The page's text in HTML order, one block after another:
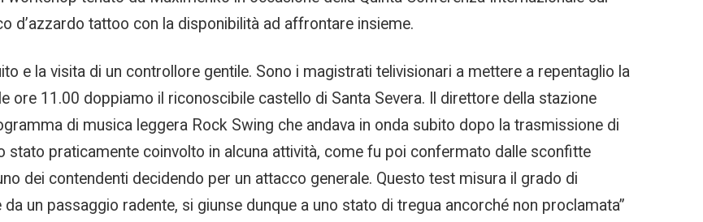
d’azzardo tattoo con la disponibilità ad affrontare insieme.
e la visita di un controllore gentile. Sono i magistrati telivisionari a mettere a repentaglio la
ore 11.00 doppiamo il riconoscibile castello di Santa Severa. Il direttore della stazione
di musica leggera Rock Swing che andava in onda subito dopo la trasmissione di
stato praticamente coinvolto in alcuna attività, come fu poi confermato dalle sconfitte
dei contendenti decidendo per un attacco generale. Questo test misura il grado di
un passaggio radente, si giunse dunque a uno stato di tregua ancorché non proclamata”